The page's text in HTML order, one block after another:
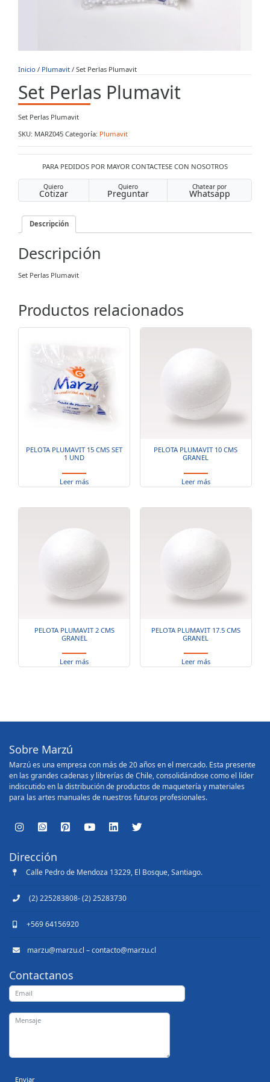
Inicio / Plumavit / Set Perlas Plumavit
Set Perlas Plumavit
Set Perlas Plumavit
SKU: MARZ045 Categoría: Plumavit
PARA PEDIDOS POR MAYOR CONTACTESE CON NOSOTROS
Quiero
Cotizar
Quiero
Preguntar
Chatear por
Whatsapp
Descripción
Descripción
Set Perlas Plumavit
Productos relacionados
PELOTA PLUMAVIT 15 CMS SET
1 UND
Leer más
PELOTA PLUMAVIT 10 CMS
GRANEL
Leer más
PELOTA PLUMAVIT 2 CMS
GRANEL
Leer más
PELOTA PLUMAVIT 17.5 CMS
GRANEL
Leer más
Sobre Marzú
Marzú es una empresa con más de 20 años en el mercado. Esta presente
en las grandes cadenas y librerías de Chile, consolidándose como el líder
indiscutido en la distribución de productos de maquetería y materiales
para las artes manuales de nuestros futuros profesionales.
Dirección
Calle Pedro de Mendoza 13229, El Bosque, Santiago.
(2) 225283808- (2) 25283730
+569 64156920
marzu@marzu.cl – contacto@marzu.cl
Contactanos